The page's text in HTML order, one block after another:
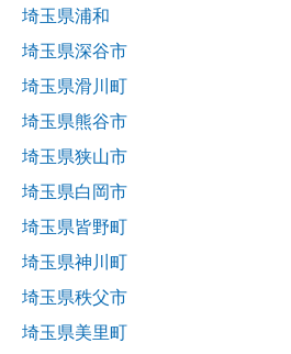
埼玉県浦和
埼玉県深谷市
埼玉県滑川町
埼玉県熊谷市
埼玉県狭山市
埼玉県白岡市
埼玉県皆野町
埼玉県神川町
埼玉県秩父市
埼玉県美里町